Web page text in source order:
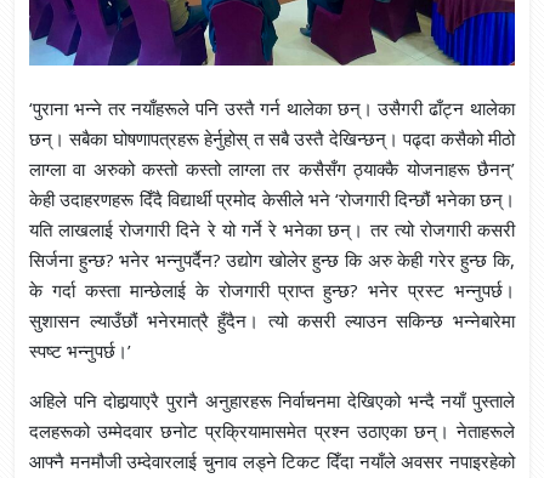
‘पुराना भन्ने तर नयाँहरूले पनि उस्तै गर्न थालेका छन्। उसैगरी ढाँट्न थालेका
छन्। सबैका घोषणापत्रहरू हेर्नुहोस् त सबै उस्तै देखिन्छन्। पढ्दा कसैको मीठो
लाग्ला वा अरुको कस्तो कस्तो लाग्ला तर कसैसँग ठ्याक्कै योजनाहरू छैनन्’
केही उदाहरणहरू दिँदै विद्यार्थी प्रमोद केसीले भने ‘रोजगारी दिन्छौं भनेका छन्।
यति लाखलाई रोजगारी दिने रे यो गर्ने रे भनेका छन्। तर त्यो रोजगारी कसरी
सिर्जना हुन्छ? भनेर भन्नुपर्दैन? उद्योग खोलेर हुन्छ कि अरु केही गरेर हुन्छ कि,
के गर्दा कस्ता मान्छेलाई के रोजगारी प्राप्त हुन्छ? भनेर प्रस्ट भन्नुपर्छ।
सुशासन ल्याउँछौं भनेरमात्रै हुँदैन। त्यो कसरी ल्याउन सकिन्छ भन्नेबारेमा
स्पष्ट भन्नुपर्छ।’
अहिले पनि दोहार्‍याएरै पुरानै अनुहारहरू निर्वाचनमा देखिएको भन्दै नयाँ पुस्ताले
दलहरूको उम्मेदवार छनोट प्रक्रियामासमेत प्रश्न उठाएका छन्। नेताहरूले
आफ्नै मनमौजी उम्देवारलाई चुनाव लड्ने टिकट दिँदा नयाँले अवसर नपाइरहेको